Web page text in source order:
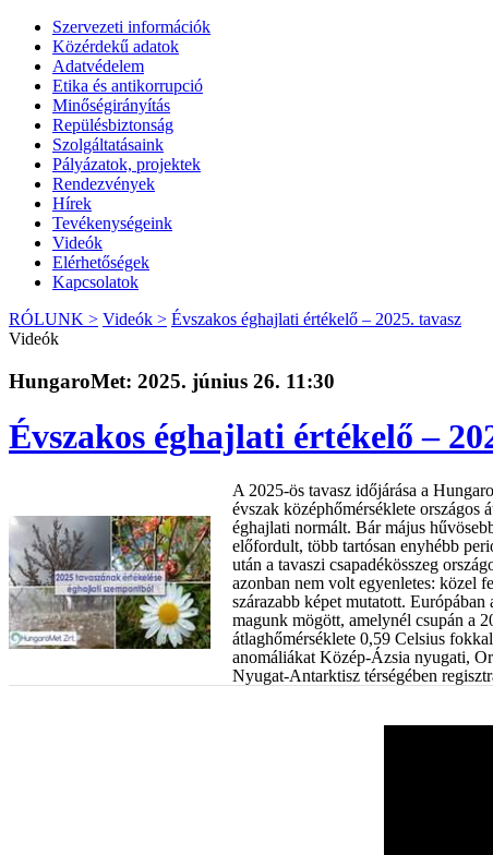
Szervezeti információk
Közérdekű adatok
Adatvédelem
Etika és antikorrupció
Minőségirányítás
Repülésbiztonság
Szolgáltatásaink
Pályázatok, projektek
Rendezvények
Hírek
Tevékenységeink
Videók
Elérhetőségek
Kapcsolatok
RÓLUNK > Videók > Évszakos éghajlati értékelő – 2025. tavasz
Videók
HungaroMet: 2025. június 26. 11:30
Évszakos éghajlati értékelő –
A 2025-ös tavasz időjárása a
évszak középhőmérséklete országos
éghajlati normált. Bár május
előfordult, több tartósan enyhébb
után a tavaszi csapadékösszeg
azonban nem volt egyenletes: közel
szárazabb képet mutatott.
magunk mögött, amelynél csupán a
átlaghőmérséklete 0,59 Celsius
anomáliákat Közép-Ázsia nyugati,
Nyugat-Antarktisz térségében